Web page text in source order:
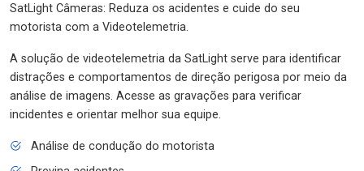
SatLight Câmeras: Reduza os acidentes e cuide do seu
motorista com a Videotelemetria.
A solução de videotelemetria da SatLight serve para identificar
distrações e comportamentos de direção perigosa por meio da
análise de imagens. Acesse as gravações para verificar
incidentes e orientar melhor sua equipe.
Análise de condução do motorista